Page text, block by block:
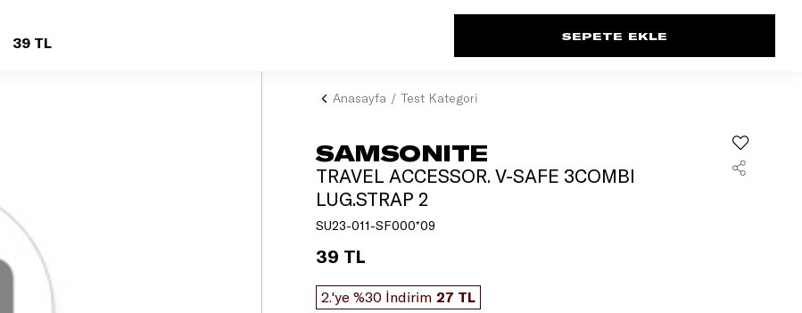
Anasayfa Test Kategori
SAMSONITE
TRAVEL ACCESSOR. V-SAFE 3COMBI
LUG.STRAP 2
SU23-011-SF000*09
39 TL
2.'ye %30 İndirim 27 TL
39 TL